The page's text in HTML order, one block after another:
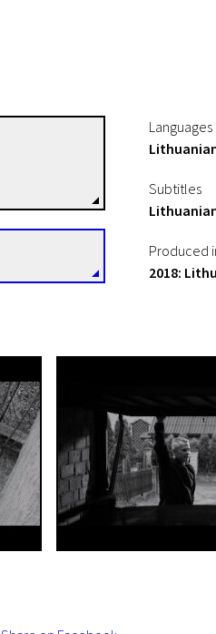
Languages
Subtitles
Produced
2018: